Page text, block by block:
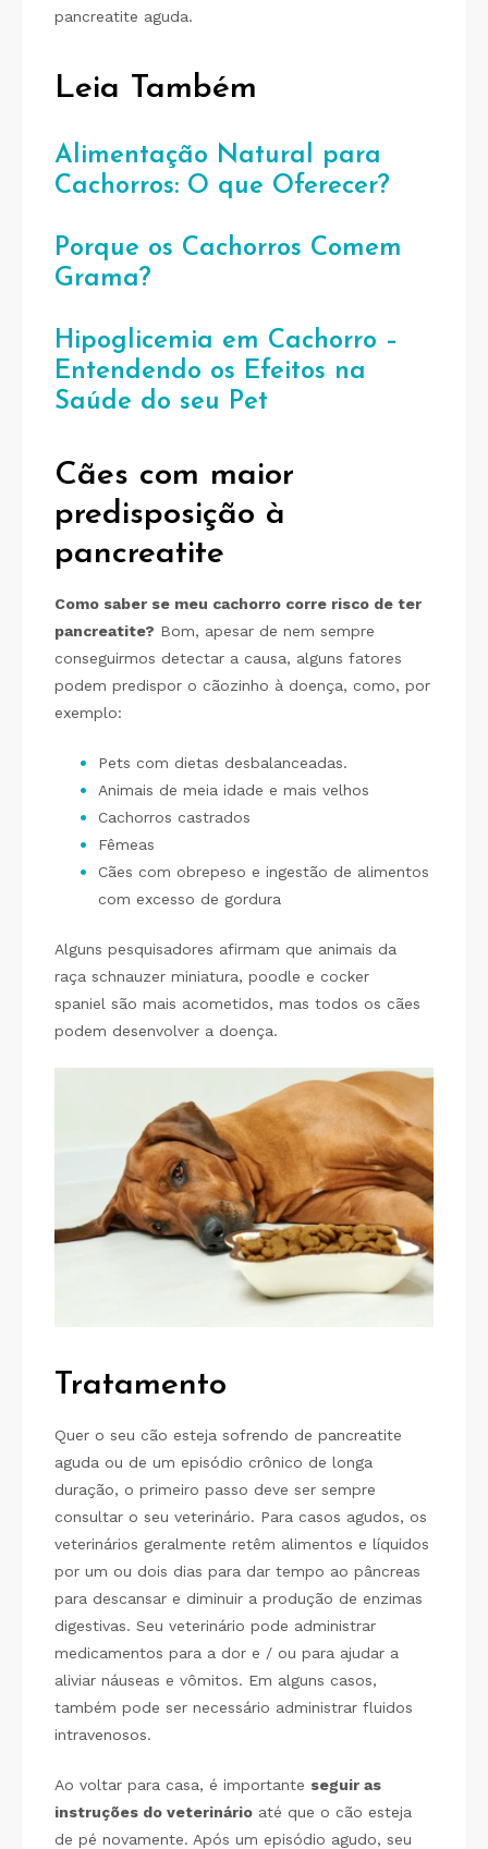
pancreatite aguda.
Leia Também
Alimentação Natural para
Cachorros: O que Oferecer?
Porque os Cachorros Comem
Grama?
Hipoglicemia em Cachorro –
Entendendo os Efeitos na
Saúde do seu Pet
Cães com maior
predisposição à
pancreatite
Como saber se meu cachorro corre risco de ter
pancreatite? Bom, apesar de nem sempre
conseguirmos detectar a causa, alguns fatores
podem predispor o cãozinho à doença, como, por
exemplo:
Pets com dietas desbalanceadas.
Animais de meia idade e mais velhos
Cachorros castrados
Fêmeas
Cães com obrepeso e ingestão de alimentos
com excesso de gordura
Alguns pesquisadores afirmam que animais da
raça schnauzer miniatura, poodle e cocker
spaniel são mais acometidos, mas todos os cães
podem desenvolver a doença.
Tratamento
Quer o seu cão esteja sofrendo de pancreatite
aguda ou de um episódio crônico de longa
duração, o primeiro passo deve ser sempre
consultar o seu veterinário. Para casos agudos, os
veterinários geralmente retêm alimentos e líquidos
por um ou dois dias para dar tempo ao pâncreas
para descansar e diminuir a produção de enzimas
digestivas. Seu veterinário pode administrar
medicamentos para a dor e / ou para ajudar a
aliviar náuseas e vômitos. Em alguns casos,
também pode ser necessário administrar fluidos
intravenosos.
Ao voltar para casa, é importante seguir as
instruções do veterinário até que o cão esteja
de pé novamente. Após um episódio agudo, seu